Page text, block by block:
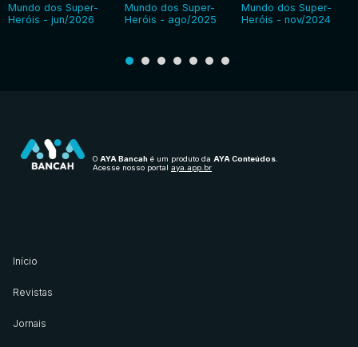
Mundo dos Super-
Heróis - jun/2026
Mundo dos Super-
Heróis - ago/2025
Mundo dos Super-
Heróis - nov/2024
O AYA Bancah é um produto da AYA Conteúdos
Acesse nosso portal aya.app.br
Início
Revistas
Jornais